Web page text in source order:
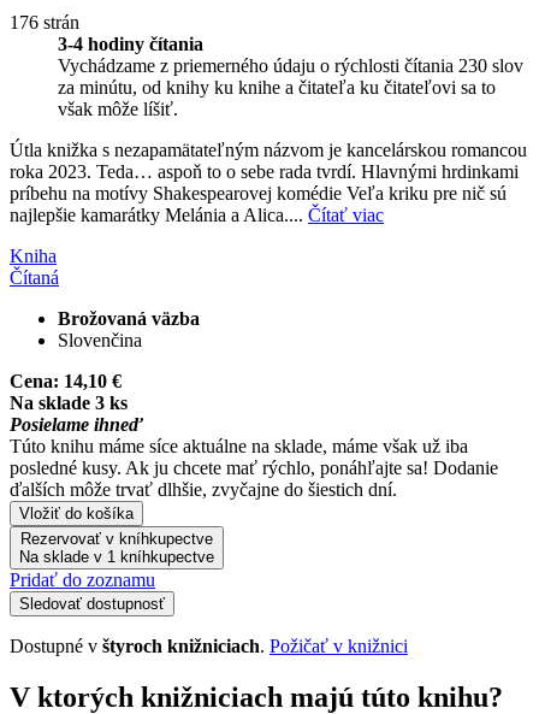
176 strán
3-4 hodiny čítania
Vychádzame z priemerného údaju o rýchlosti čítania 230 slov
za minútu, od knihy ku knihe a čitateľa ku čitateľovi sa to
však môže líšiť.
Útla knižka s nezapamätateľným názvom je kancelárskou romancou
roka 2023. Teda… aspoň to o sebe rada tvrdí. Hlavnými hrdinkami
príbehu na motívy Shakespearovej komédie Veľa kriku pre nič sú
najlepšie kamarátky Melánia a Alica.... Čítať viac
Kniha
Čítaná
Brožovaná väzba
Slovenčina
Cena: 14,10 €
Na sklade 3 ks
Posielame ihneď
Túto knihu máme síce aktuálne na sklade, máme však už iba
posledné kusy. Ak ju chcete mať rýchlo, ponáhľajte sa! Dodanie
ďalších môže trvať dlhšie, zvyčajne do šiestich dní.
Vložiť do košíka
Rezervovať v kníhkupectve
Na sklade v 1 kníhkupectve
Pridať do zoznamu
Sledovať dostupnosť
Dostupné v štyroch knižniciach. Požičať v knižnici
V ktorých knižniciach majú túto knihu?